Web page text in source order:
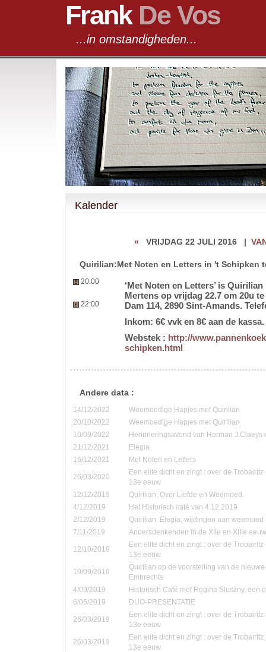
Frank De Vos
...in omstandigheden...
Kalender
« VRIJDAG 22 JULI 2016|
Quirilian:Met Noten en Letters in 't Schipken
20:00
22:00
‘Met Noten en Letters’ is
Mertens op vrijdag 22.7 om 20u
Dam 114, 2890 Sint-Amands.
Inkom: 6€ vvk en 8€ aan de kassa.
Webstek : http://
schipken.html
Andere data :
14/12/2022
Weemoedige Hapjes met Quirilian
20/10/2022
Weemoedige Hapjes met Quirilian
10/09/2022
Herinneringsavond van Herman J.Claeys
21/12/2021
Elegia
16/12/2021
Met Noten en Letters
26/03/2020
Een elite dicht en zingt : over de
13e eeuw.
12/12/2019
Quirilian: Over Liefde en Weemoed.
4/12/2019
Het Historisch café van 4.12.2019
2/12/2019
Quirilian. Elegia, wijdingen aan weemoed
7/11/2019
Andersdenkenden in de XIIe en XIIIe
12/10/2019
Een elite dicht en zingt : over de
13e eeuw.
19/09/2019
Quirilian op de voorstelling van de
Embrechts
4/09/2019
Historisch Café met Regina Sluszny, een
6/06/2019
DUO-PRESENTATIE
26/03/2019
Een elite dicht en zingt : over de
13e eeuw.
26/03/2019
Een elite dicht en zingt : over de
13e eeuw.